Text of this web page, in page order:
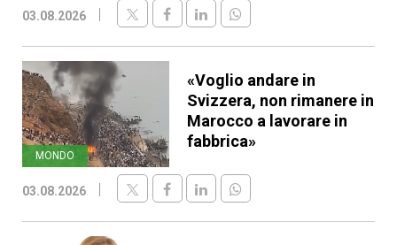
03.08.2026
MONDO
«Voglio andare in
Svizzera, non rimanere in
Marocco a lavorare in
fabbrica»
03.08.2026